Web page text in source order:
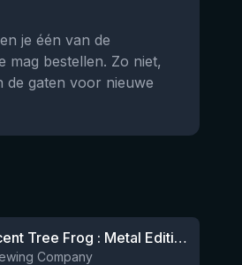
je één van de
mag bestellen. Zo niet,
de gaten voor nieuwe
Nog 1Magnificent Tree Frog : Metal Edition
Company